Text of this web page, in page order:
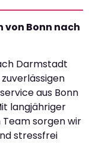
Bonn nach
Darmstadt
aus Bonn
langjähriger
sorgen wir
stressfrei